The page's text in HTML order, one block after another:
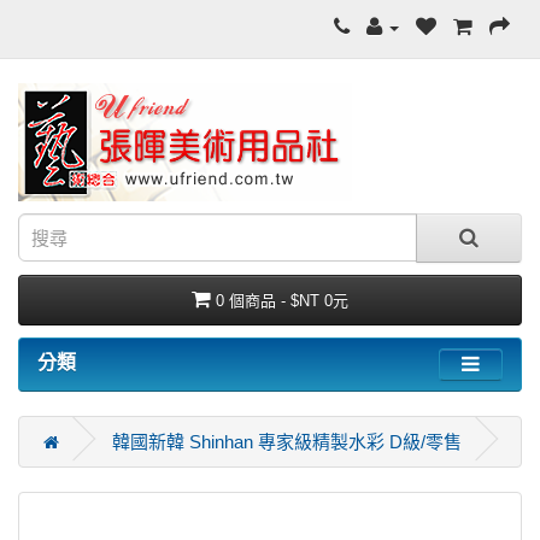
0 個商品 - $NT 0元
分類
韓國新韓 Shinhan 專家級精製水彩 D級/零售